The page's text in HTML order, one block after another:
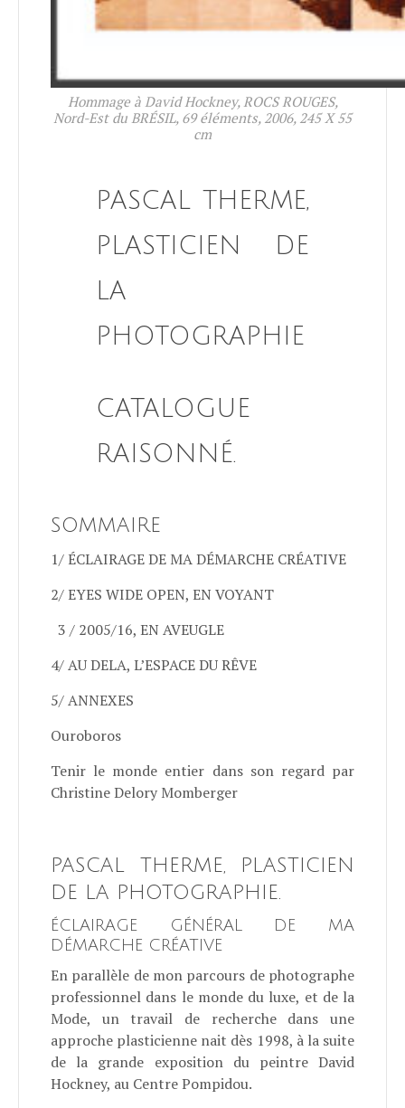
Hommage à David Hockney, ROCS ROUGES,
Nord-Est du BRÉSIL, 69 éléments, 2006, 245 X 55
cm
PASCAL THERME,
PLASTICIEN DE
LA
PHOTOGRAPHIE
CATALOGUE
RAISONNÉ.
SOMMAIRE
1/ ÉCLAIRAGE DE MA DÉMARCHE CRÉATIVE
2/ EYES WIDE OPEN, EN VOYANT
3 / 2005/16, EN AVEUGLE
4/ AU DELA, L’ESPACE DU RÊVE
5/ ANNEXES
Ouroboros
Tenir le monde entier dans son regard par
Christine Delory Momberger
PASCAL THERME, PLASTICIEN
DE LA PHOTOGRAPHIE.
ÉCLAIRAGE GÉNÉRAL DE MA
DÉMARCHE CRÉATIVE
En parallèle de mon parcours de photographe
professionnel dans le monde du luxe, et de la
Mode, un travail de recherche dans une
approche plasticienne nait dès 1998, à la suite
de la grande exposition du peintre David
Hockney, au Centre Pompidou.